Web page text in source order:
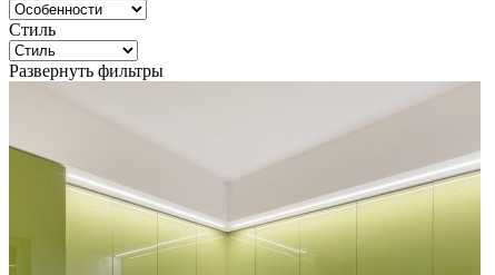
Стиль
Развернуть фильтры